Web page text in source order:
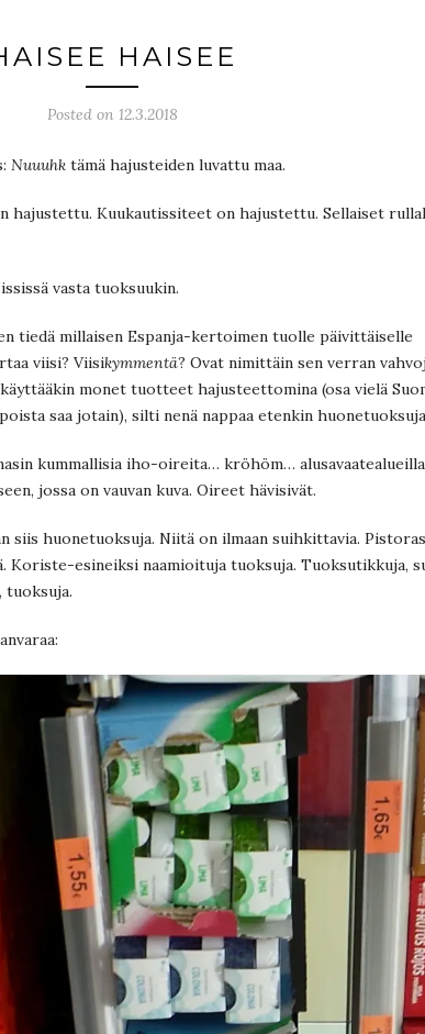
HAISEE
Posted on 12.3.2018
Nuuuhk tämä hajusteiden luvattu maa.
hajustettu. Kuukautissiteet on hajustettu. Sellaiset
vasta tuoksuukin.
tiedä millaisen Espanja-kertoimen tuolle päivittäiselle
viisi? Viisikymmentä? Ovat nimittäin sen verran
monet tuotteet hajusteettomina (osa vielä
saa jotain), silti nenä nappaa etenkin
kummallisia iho-oireita… kröhöm…
jossa on vauvan kuva. Oireet hävisivät.
siis huonetuoksuja. Niitä on ilmaan suihkittavia.
Koriste-esineiksi naamioituja tuoksuja. Tuoksutikkuja,
tuoksuja.